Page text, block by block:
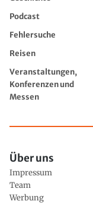
Podcast
Fehlersuche
Reisen
Veranstaltungen,
Konferenzen und
Messen
Über uns
Impressum
Team
Werbung